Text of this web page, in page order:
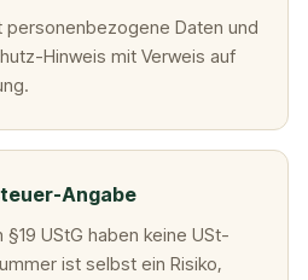
Daten und
Hinweis mit Verweis auf
Angabe
UStG haben keine USt-
ist selbst ein Risiko,